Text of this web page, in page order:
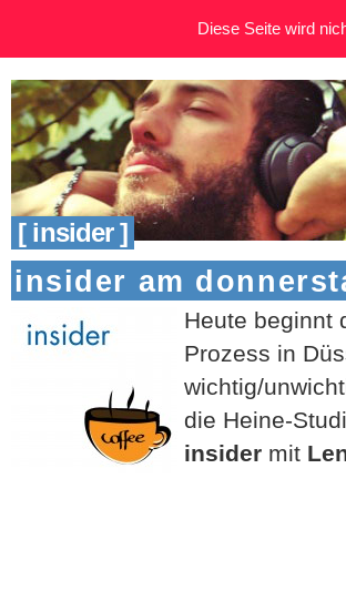
[ insider ]
insider am
Heute beginnt
Prozess in
wichtig/
die Heine-
insider mit
Diese Seite wird